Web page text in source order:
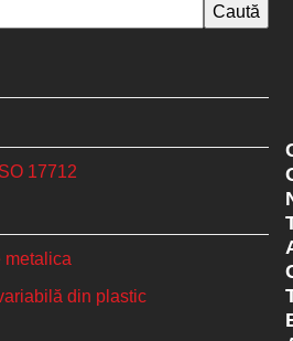
Caută
17712
metalica
din plastic